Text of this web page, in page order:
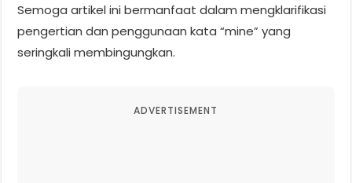
Semoga artikel ini bermanfaat dalam mengklarifikasi
pengertian dan penggunaan kata “mine” yang
seringkali membingungkan.
ADVERTISEMENT